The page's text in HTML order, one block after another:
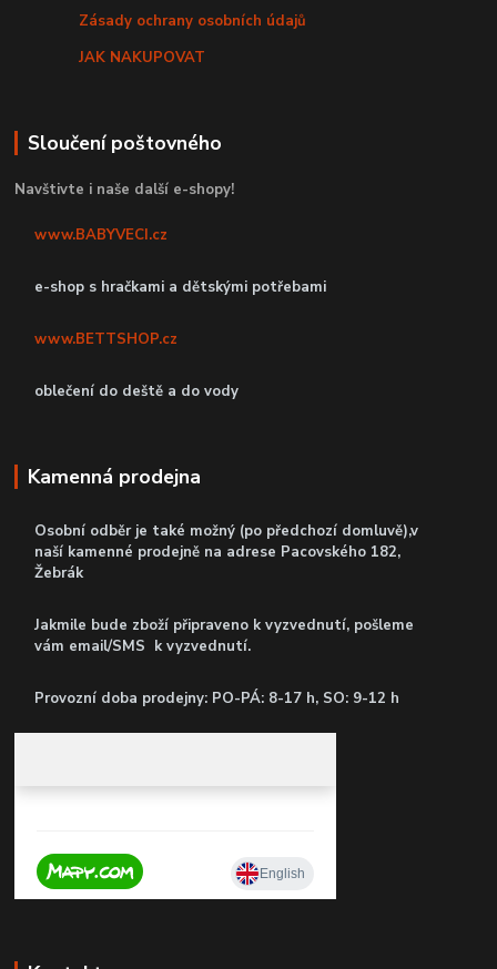
Zásady ochrany osobních údajů
JAK NAKUPOVAT
Sloučení poštovného
Navštivte i naše další e-shopy!
www.BABYVECI.cz
e-shop s hračkami a dětskými potřebami
www.BETTSHOP.cz
oblečení do deště a do vody
Kamenná prodejna
Osobní odběr je také možný (po předchozí domluvě),v
naší kamenné prodejně na adrese Pacovského 182,
Žebrák
Jakmile bude zboží připraveno k vyzvednutí, pošleme
vám email/SMS k vyzvednutí.
Provozní doba prodejny: PO-PÁ: 8-17 h, SO: 9-12 h